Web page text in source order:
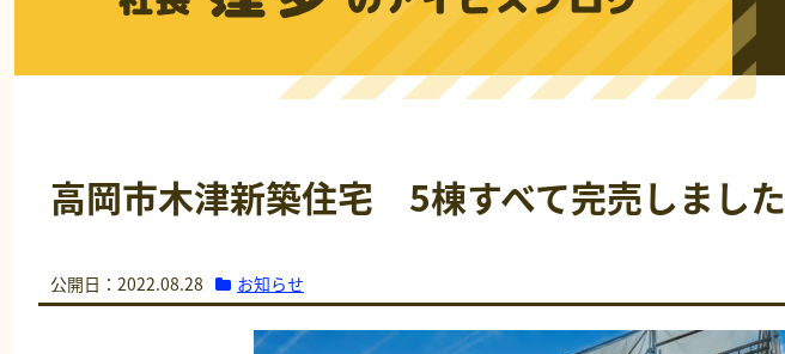
高岡市木津新築住宅 5棟すべて完売しました
公開日：2022.08.28 お知らせ